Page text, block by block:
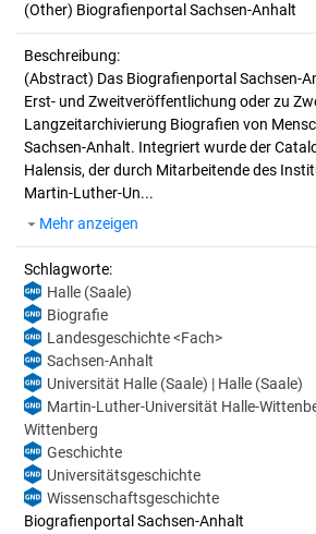
(Other) Biografienportal Sachsen-Anhalt
Beschreibung:
(Abstract) Das Biografienportal Sachsen-
Erst- und Zweitveröffentlichung oder zu
Langzeitarchivierung Biografien von
Sachsen-Anhalt. Integriert wurde der
Halensis, der durch Mitarbeitende des
Martin-Luther-Un...
Mehr anzeigen
Schlagworte:
Halle (Saale)
Biografie
Landesgeschichte <Fach>
Sachsen-Anhalt
Universität Halle (Saale) | Halle (Saale)
Martin-Luther-Universität Halle-
Wittenberg
Geschichte
Universitätsgeschichte
Wissenschaftsgeschichte
Biografienportal Sachsen-Anhalt